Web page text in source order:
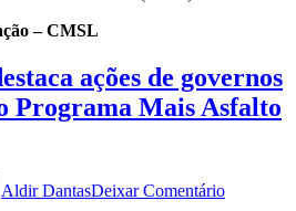
– CMSL
ações de governos
Programa Mais Asfalto
Aldir DantasDeixar Comentário